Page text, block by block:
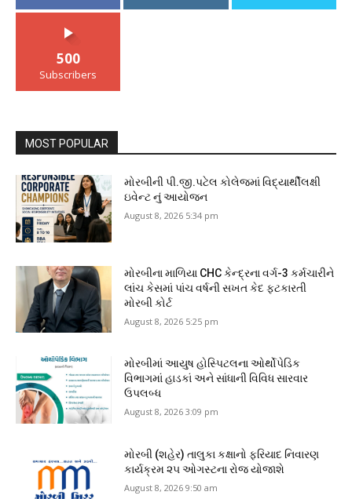
500
Subscribers
MOST POPULAR
મોરબીની પી.જી.પટેલ કોલેજમાં વિદ્યાર્થીલક્ષી
ઇવેન્ટ નું આયોજન
August 8, 2026 5:34 pm
મોરબીના માળિયા CHC કેન્દ્રના વર્ગ-3 કર્મચારીને
લાંચ કેસમાં પાંચ વર્ષની સખત કેદ ફટકારતી
મોરબી કોર્ટ
August 8, 2026 5:25 pm
મોરબીમાં આયુષ હોસ્પિટલના ઓર્થોપેડિક
વિભાગમાં હાડકાં અને સાંધાની વિવિધ સારવાર
ઉપલબ્ધ
August 8, 2026 3:09 pm
મોરબી (શહેર) તાલુકા કક્ષાનો ફરિયાદ નિવારણ
કાર્યક્રમ ૨૫ ઓગસ્ટના રોજ યોજાશે
August 8, 2026 9:50 am